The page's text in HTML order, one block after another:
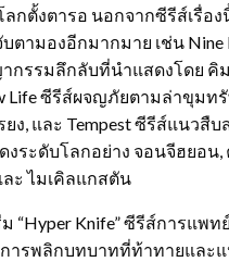
ลกตั้งตารอ นอกจากซีรีส์เรื่อ
ตามองอีกมากมาย เช่น Nine
กรรมลึกลับที่นำแสดงโดย คิ
Life ซีรีส์ผจญภัยตามล่าขุมท
ยง, และ Tempest ซีรีส์แนวสื
งระดับโลกอย่าง จอนจีฮยอน,
ะ ไมเคิลแกสตัน
“Hyper Knife” ซีรีส์การแพ
ารพลิกบทบาทที่ท้าทายและแ